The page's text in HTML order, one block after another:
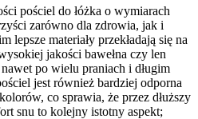
pościel do łóżka o wymiarach
zarówno dla zdrowia, jak i
lepsze materiały przekładają się na
jakości bawełna czy len
po wielu praniach i długim
jest również bardziej odporna
co sprawia, że przez dłuższy
snu to kolejny istotny aspekt;